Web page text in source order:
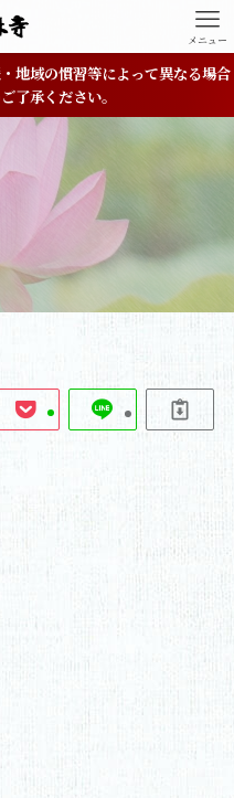
メニュー
地域の慣習等によって異なる場合
了承ください。